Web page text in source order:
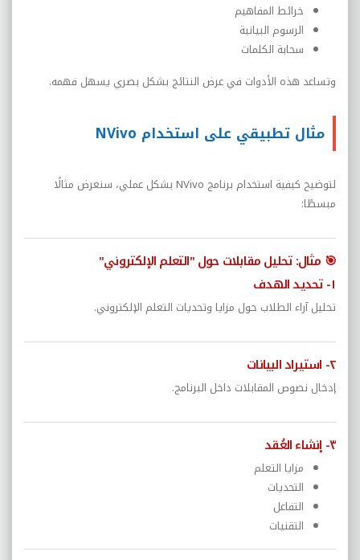
خرائط المفاهيم
الرسوم البيانية
سحابة الكلمات
وتساعد هذه الأدوات في عرض النتائج بشكل بصري يسهل فهمه.
مثال تطبيقي على استخدام NVivo
لتوضيح كيفية استخدام برنامج NVivo بشكل عملي، سنعرض مثالًا
مبسطًا:
🎯 مثال: تحليل مقابلات حول "التعلم الإلكتروني"
١- تحديد الهدف
تحليل آراء الطلاب حول مزايا وتحديات التعلم الإلكتروني.
٢- استيراد البيانات
إدخال نصوص المقابلات داخل البرنامج.
٣- إنشاء العُقد
مزايا التعلم
التحديات
التفاعل
التقنيات